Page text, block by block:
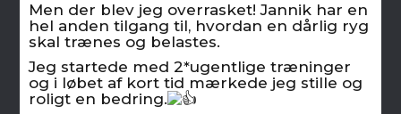
Men der blev jeg overrasket! Jannik har en
hel anden tilgang til, hvordan en dårlig ryg
skal trænes og belastes.
Jeg startede med 2*ugentlige træninger
og i løbet af kort tid mærkede jeg stille og
roligt en bedring.